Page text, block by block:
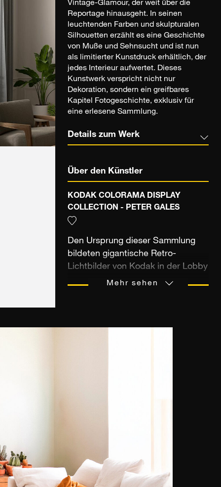
Vintage-Glamour, der weit über die
Reportage hinausgeht. In seinen
leuchtenden Farben und skulpturalen
Silhouetten erzählt es eine Geschichte
von Muße und Sehnsucht und ist nun
als limitierter Kunstdruck erhältlich, der
jedes Interieur aufwertet. Dieses
Kunstwerk verspricht nicht nur
Dekoration, sondern ein greifbares
Kapitel Fotogeschichte, exklusiv für
eine erlesene Sammlung.
Details zum Werk
Über den Künstler
KODAK COLORAMA DISPLAY
COLLECTION - PETER GALES
Den Ursprung dieser Sammlung
bildeten gigantische Retro-
Lichtbilder von Kodak in der Lobby
des Grand Central in New York,
Kommunikationsinstrumenten
geworden, mit denen die Filme und
Mehr sehen